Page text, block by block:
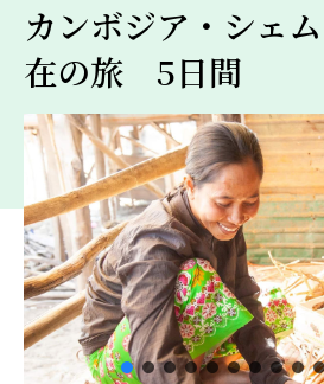
カンボジア・シェ
在の旅 5日間